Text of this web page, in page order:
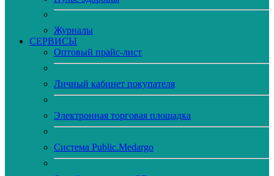
Журналы
CЕРВИСЫ
Оптовый прайс-лист
Личный кабинет покупателя
Электронная торговая площадка
Система Public.Medargo